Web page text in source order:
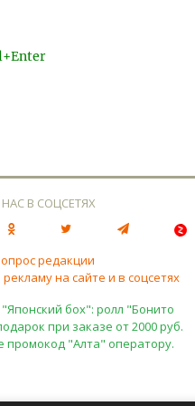
В СОЦСЕТЯХ
редакции
на сайте и в соцсетях
бох": ролл "Бонито
при заказе от 2000 руб.
промокод "Алта" оператору.